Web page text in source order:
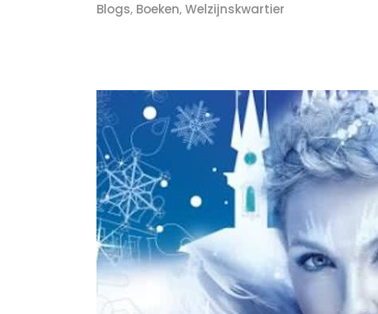
Blogs, Boeken,Welzijnskwartier